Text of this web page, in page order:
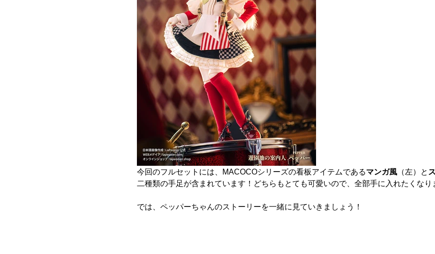
今回のフルセットには、MACOCOシリーズの看板アイテムであるマンガ風 （左）と
二種類の手足が含まれています！どちらもとても可愛いので、全部手に入れたくなり
では、ペッパーちゃんのストーリーを一緒に見ていきましょう！